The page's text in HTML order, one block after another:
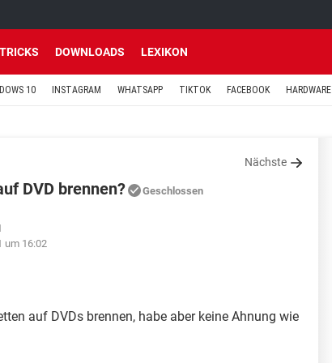
DOWNLOADS LEXIKON
10 INSTAGRAM WHATSAPP TIKTOK FACEBOOK HARDWARE
Nächste
DVD brennen? Geschlossen
um 16:02
auf DVDs brennen, habe aber keine Ahnung wie